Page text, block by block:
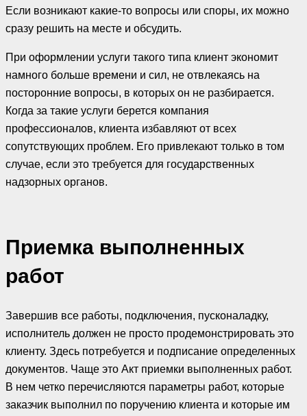
Если возникают какие-то вопросы или споры, их можно
сразу решить на месте и обсудить.
При оформлении услуги такого типа клиент экономит
намного больше времени и сил, не отвлекаясь на
посторонние вопросы, в которых он не разбирается.
Когда за такие услуги берется компания
профессионалов, клиента избавляют от всех
сопутствующих проблем. Его привлекают только в том
случае, если это требуется для государственных
надзорных органов.
Приемка выполненных
работ
Завершив все работы, подключения, пусконаладку,
исполнитель должен не просто продемонстрировать это
клиенту. Здесь потребуется и подписание определенных
документов. Чаще это Акт приемки выполненных работ.
В нем четко перечисляются параметры работ, которые
заказчик выполнил по поручению клиента и которые им